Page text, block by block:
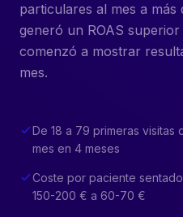
particulares al mes a más
generó un ROAS
comenzó a mostrar
mes.
De 18 a 79 primeras visitas
mes en 4 meses
Coste por paciente
150-200 € a 60-70 €